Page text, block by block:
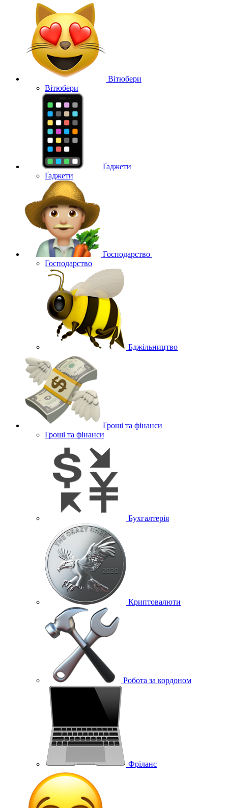
Вітюбери
Вітюбери
Ґаджети
Ґаджети
Господарство
Господарство
Бджільництво
Гроші та фінанси
Гроші та фінанси
Бухгалтерія
Криптовалюти
Робота за кордоном
Фріланс